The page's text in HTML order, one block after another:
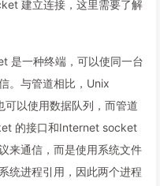
建立连接，这里需要了解
是一种终端，可以使同一台
。与管道相比，Unix
以使用数据队列，而管道
的接口和Internet socket
来通信，而是使用系统文件
统进程引用，因此两个进程